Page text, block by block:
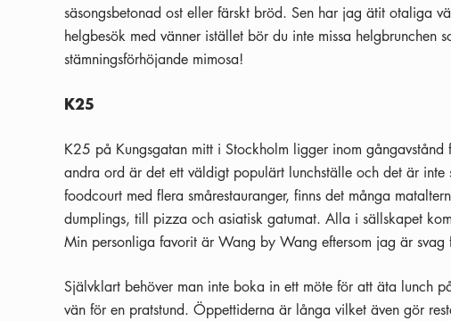
säsongsbetonad ost eller färskt bröd. Sen har jag ätit otaliga
helgbesök med vänner istället bör du inte missa helgbrunchen
stämningsförhöjande mimosa!
K25
K25 på Kungsgatan mitt i Stockholm ligger inom gångavstånd
andra ord är det ett väldigt populärt lunchställe och det är inte
foodcourt med flera smårestauranger, finns det många
dumplings, till pizza och asiatisk gatumat. Alla i sällskapet
Min personliga favorit är Wang by Wang eftersom jag är svag
Självklart behöver man inte boka in ett möte för att äta lunch
vän för en pratstund. Öppettiderna är långa vilket även gör